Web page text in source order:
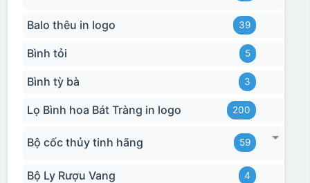
Balo thêu in logo 39
Bình tỏi 5
Bình tỳ bà 3
Lọ Bình hoa Bát Tràng in logo 200
Bộ cốc thủy tinh hãng 59
Bộ Ly Rượu Vang 4